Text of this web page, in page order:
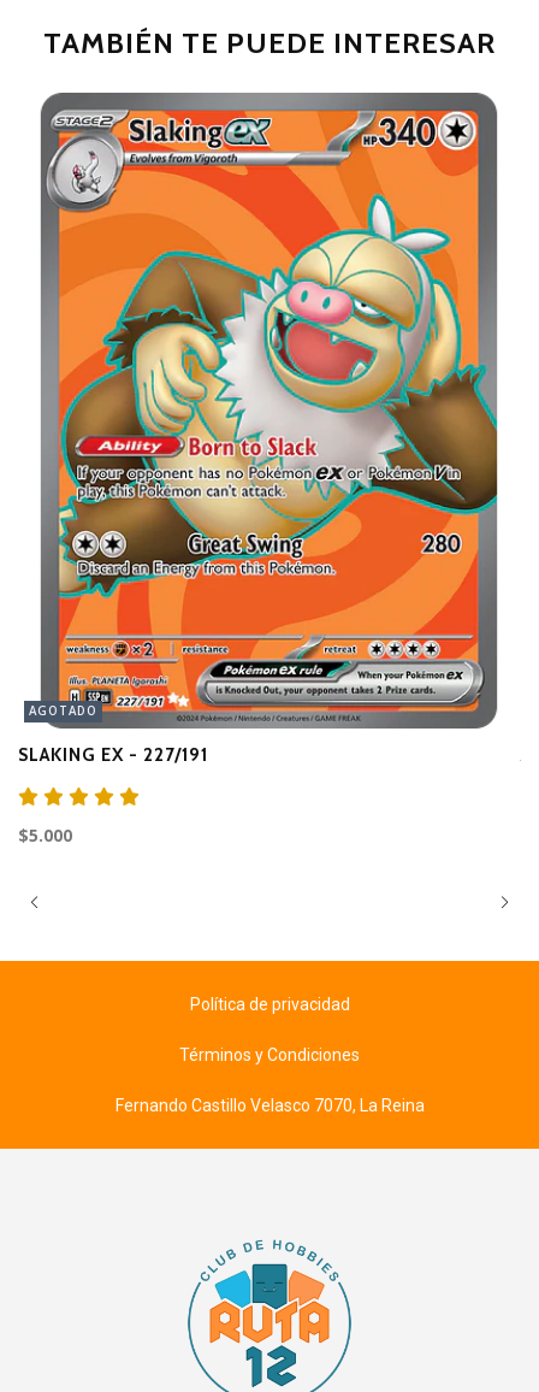
TAMBIÉN TE PUEDE INTERESAR
AGOTADO
SLAKING EX - 227/191
$5.000
Política de privacidad
Términos y Condiciones
Fernando Castillo Velasco 7070, La Reina